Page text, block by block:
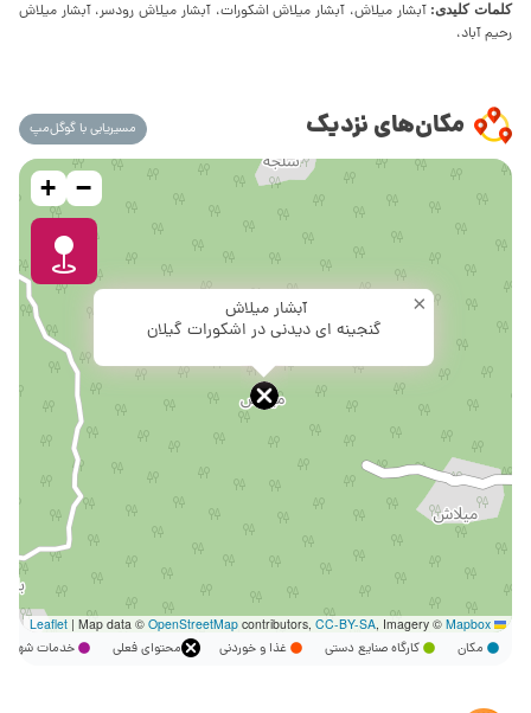
کلمات کلیدی:آبشار میلاش، آبشار میلاش اشکورات، آبشار میلاش رودسر، آبشار میلاش
رحیم آباد،
مکان‌های نزدیک مسیریابی با گوگل‌مپ
آبشار میلاش
گنجینه ای دیدنی در اشکورات گیلان
×
+ −
Leaflet
| Map data © OpenStreetMapcontributors, CC-BY-SA, Imagery © Mapbox
مکان کارگاه صنایع دستی غذا و خوردنی محتوای فعلی خدمات